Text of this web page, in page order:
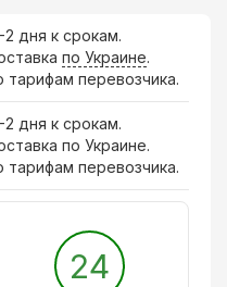
2 дня к срокам.
по Украине.
тарифам перевозчика.
2 дня к срокам.
по Украине.
тарифам перевозчика.
24